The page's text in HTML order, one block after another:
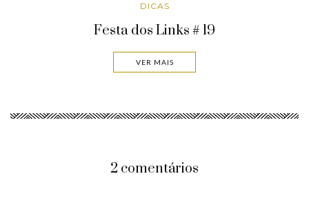
DICAS
Festa dos Links # 19
VER MAIS
2 comentários